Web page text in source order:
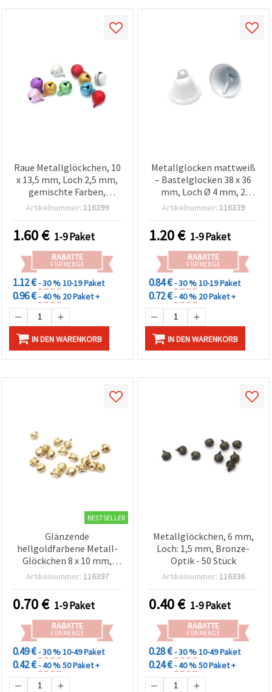
Raue Metallglöckchen, 10
x 13,5 mm, Loch 2,5 mm,
gemischte Farben,
Packung 10 Stück –
Artikelnummer: 116399
1.60€ 1-9 Paket
RABATTE
FÜR MENGE
1.12 €- 30 %10-19 Paket
0.96 €- 40 % 20 Paket +
IN DEN WARENKORB
Metallglocken mattweiß
– Bastelglocken 38 x 36
mm, Loch Ø 4 mm, 2
Stück
Artikelnummer: 116339
1.20€ 1-9 Paket
RABATTE
FÜR MENGE
0.84 €- 30 %10-19 Paket
0.72 €- 40 % 20 Paket +
IN DEN WARENKORB
BESTSELLER
Glänzende
hellgoldfarbene Metall-
Glöckchen 8 x 10 mm,
Loch 1,5 mm – 50er-Set
Bastelarbeiten,
Weihnachtsdeko &
kreative DIY-Projekte
Artikelnummer: 116397
0.70€ 1-9 Paket
RABATTE
FÜR MENGE
0.49 €- 30 %10-49 Paket
0.42 €- 40 %50 Paket +
Metallglöckchen, 6 mm,
Loch: 1,5 mm, Bronze-
Optik - 50 Stück
Artikelnummer: 116336
0.40€ 1-9 Paket
RABATTE
FÜR MENGE
0.28 €- 30 %10-49 Paket
0.24 €- 40 %50 Paket +